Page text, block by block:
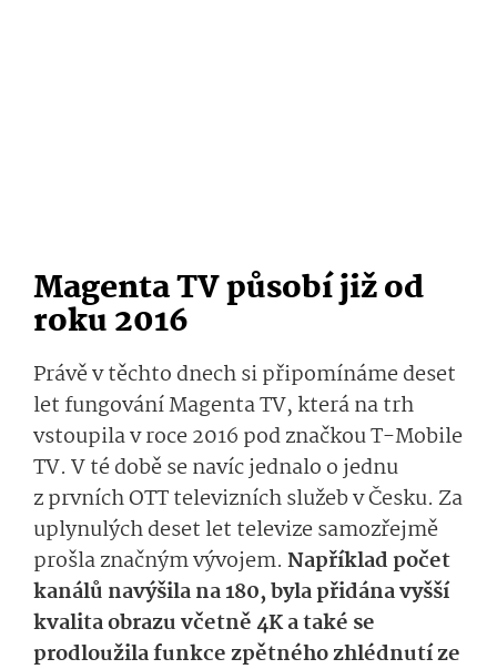
Magenta TV působí již od
roku 2016
Právě v těchto dnech si připomínáme deset
let fungování Magenta TV, která na trh
vstoupila v roce 2016 pod značkou T-Mobile
TV. V té době se navíc jednalo o jednu
z prvních OTT televizních služeb v Česku. Za
uplynulých deset let televize samozřejmě
prošla značným vývojem. Například počet
kanálů navýšila na 180, byla přidána vyšší
kvalita obrazu včetně 4K a také se
prodloužila funkce zpětného zhlédnutí ze